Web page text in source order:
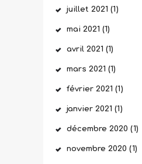
juillet2021 (1)
mai 2021 (1)
avril 2021 (1)
mars 2021 (1)
février2021 (1)
janvier2021 (1)
décembre2020 (1)
novembre2020 (1)